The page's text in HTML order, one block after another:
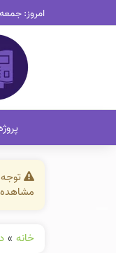
امروز: جمعه، ۱۶ مرداد
مشاهده
خانه »